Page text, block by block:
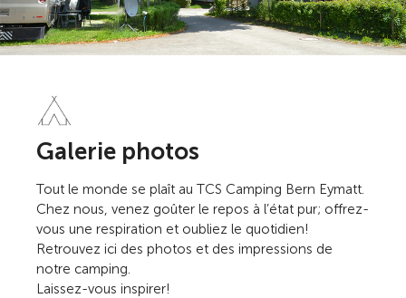
Galerie photos
Tout le monde se plaît au TCS Camping Bern Eymatt.
Chez nous, venez goûter le repos à l’état pur; offrez-
vous une respiration et oubliez le quotidien!
Retrouvez ici des photos et des impressions de
notre camping.
Laissez-vous inspirer!